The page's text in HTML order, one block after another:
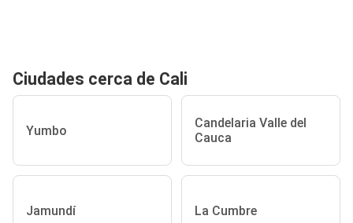
Ciudades cerca de Cali
Yumbo
Candelaria Valle del
Cauca
Jamundí La Cumbre